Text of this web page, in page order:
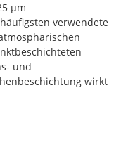
µm
verwendete
und
wirkt